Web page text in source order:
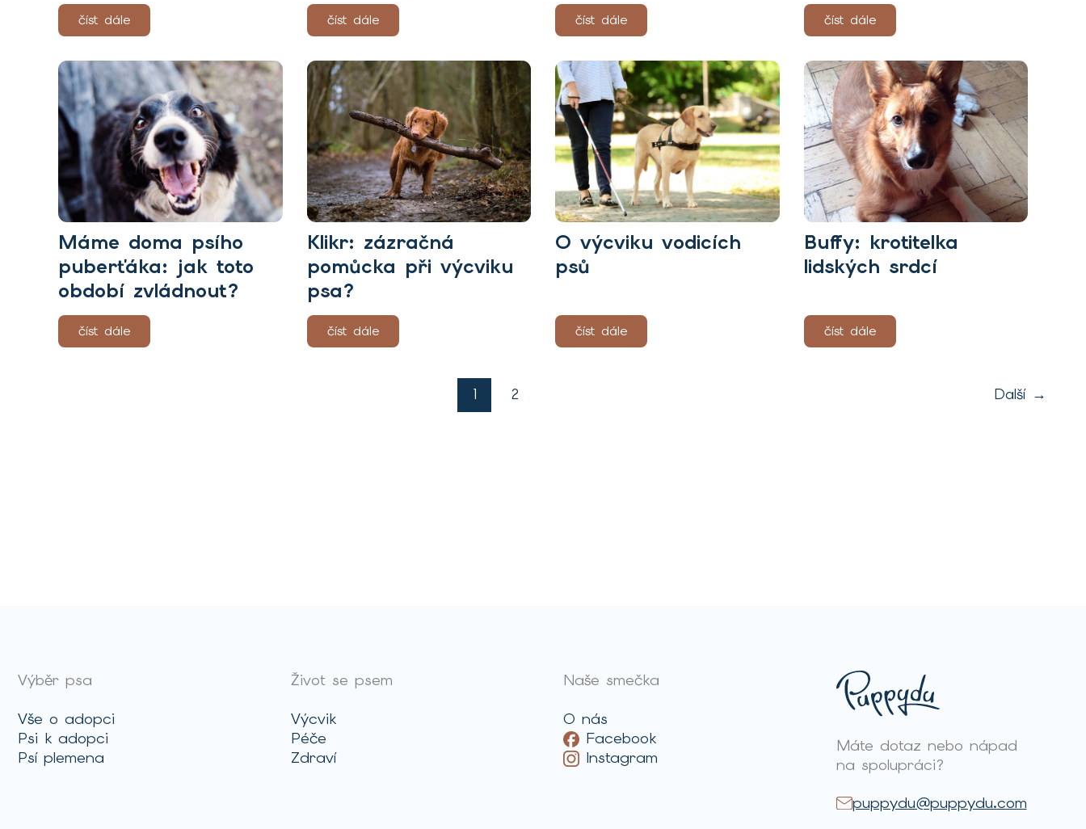
číst dále číst dále číst dále číst dále
Máme doma psího
puberťáka: jak toto
období zvládnout?
číst dále
Klikr: zázračná
pomůcka při výcviku
psa?
číst dále
O výcviku vodicích
psů
číst dále
Buffy: krotitelka
lidských srdcí
číst dále
1 2 Další →
Výběr psa
Vše o adopci
Psi k adopci
Psí plemena
Život se psem
Výcvik
Péče
Zdraví
Naše smečka
O nás
Facebook
Instagram
Máte dotaz nebo nápad
na spolupráci?
puppydu@puppydu.com